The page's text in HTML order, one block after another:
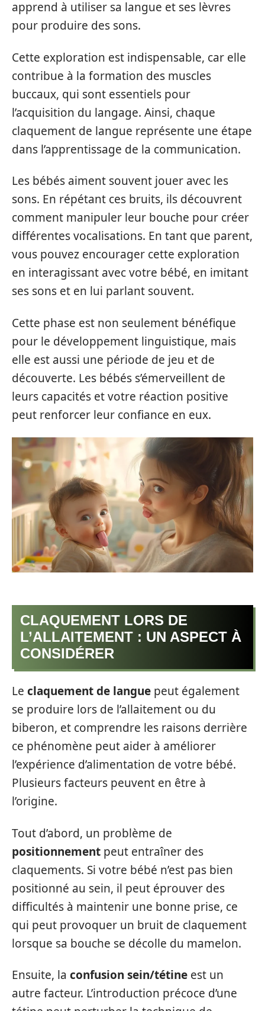
apprend à utiliser sa langue et ses lèvres
pour produire des sons.
Cette exploration est indispensable, car elle
contribue à la formation des muscles
buccaux, qui sont essentiels pour
l’acquisition du langage. Ainsi, chaque
claquement de langue représente une étape
dans l’apprentissage de la communication.
Les bébés aiment souvent jouer avec les
sons. En répétant ces bruits, ils découvrent
comment manipuler leur bouche pour créer
différentes vocalisations. En tant que parent,
vous pouvez encourager cette exploration
en interagissant avec votre bébé, en imitant
ses sons et en lui parlant souvent.
Cette phase est non seulement bénéfique
pour le développement linguistique, mais
elle est aussi une période de jeu et de
découverte. Les bébés s’émerveillent de
leurs capacités et votre réaction positive
peut renforcer leur confiance en eux.
CLAQUEMENT LORS DE
L’ALLAITEMENT : UN ASPECT À
CONSIDÉRER
Le claquement de langue peut également
se produire lors de l’allaitement ou du
biberon, et comprendre les raisons derrière
ce phénomène peut aider à améliorer
l’expérience d’alimentation de votre bébé.
Plusieurs facteurs peuvent en être à
l’origine.
Tout d’abord, un problème de
positionnement peut entraîner des
claquements. Si votre bébé n’est pas bien
positionné au sein, il peut éprouver des
difficultés à maintenir une bonne prise, ce
qui peut provoquer un bruit de claquement
lorsque sa bouche se décolle du mamelon.
Ensuite, la confusion sein/tétine est un
autre facteur. L’introduction précoce d’une